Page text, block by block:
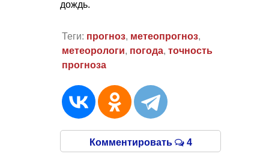
дождь.
Теги: прогноз, метеопрогноз,
метеорологи, погода, точность
прогноза
Комментировать 4